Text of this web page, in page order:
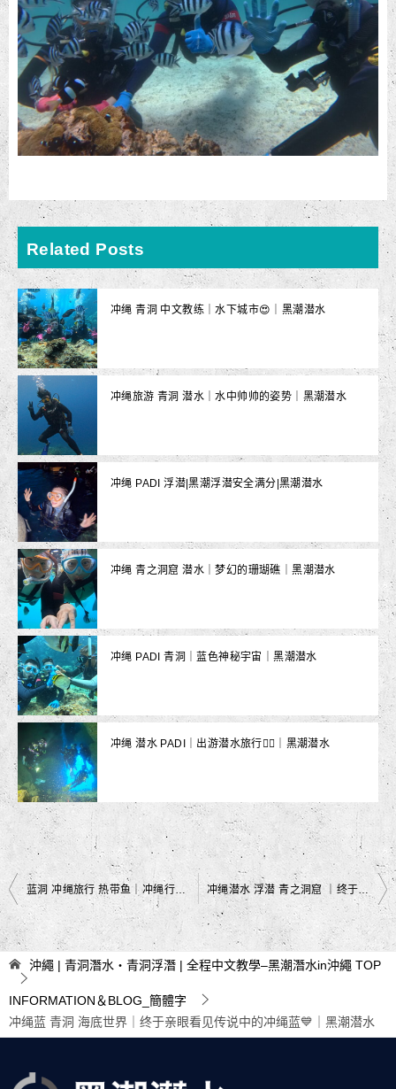
Related Posts
冲绳 青洞 中文教练｜水下城市😍｜黑潮潜水
冲绳旅游 青洞 潜水｜水中帅帅的姿势｜黑潮潜水
冲绳 PADI 浮潜|黑潮浮潜安全满分|黑潮潜水
冲绳 青之洞窟 潜水｜梦幻的珊瑚礁｜黑潮潜水
冲绳 PADI 青洞｜蓝色神秘宇宙｜黑潮潜水
冲绳 潜水 PADI｜出游潜水旅行👯‍♂️｜黑潮潜水
文
章
导
航
蓝洞 冲绳旅行 热带鱼｜冲绳行程空一格？交给大海吧💙｜黑潮潜水 冲绳潜水 浮潜 青之洞窟 ｜终于来到冲绳的大​​海🌊｜黑潮潜水
沖繩 | 青洞潛水・青洞浮潛 | 全程中文教學–黑潮潛水in沖繩 TOP
INFORMATION＆BLOG_簡體字
冲绳蓝 青洞 海底世界｜终于亲眼看见传说中的冲绳蓝💙｜黑潮潜水